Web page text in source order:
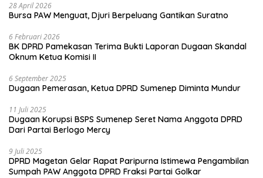
28 April 2026
Bursa PAW Menguat, Djuri Berpeluang Gantikan Suratno
6 Februari 2026
BK DPRD Pamekasan Terima Bukti Laporan Dugaan Skandal
Oknum Ketua Komisi II
6 September 2025
Dugaan Pemerasan, Ketua DPRD Sumenep Diminta Mundur
11 Juli 2025
Dugaan Korupsi BSPS Sumenep Seret Nama Anggota DPRD
Dari Partai Berlogo Mercy
9 Juli 2025
DPRD Magetan Gelar Rapat Paripurna Istimewa Pengambilan
Sumpah PAW Anggota DPRD Fraksi Partai Golkar